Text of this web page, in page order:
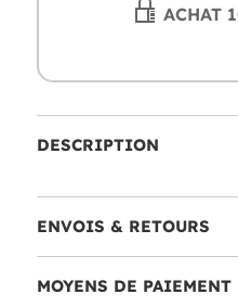
ACHAT
DESCRIPTION
ENVOIS & RETOURS
MOYENS DE PAIEMENT